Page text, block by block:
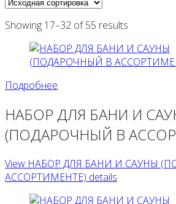
Showing 17–32 of 55 results
Подробнее
НАБОР ДЛЯ БАНИ И
(ПОДАРОЧНЫЙ В
View НАБОР ДЛЯ БАНИ И САУНЫ
АССОРТИМЕНТЕ) details